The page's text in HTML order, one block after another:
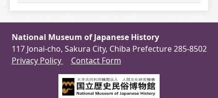
National Museum of Japanese History
117 Jonai-cho, Sakura City, Chiba Prefecture 285-8502
Privacy Policy
Contact Form